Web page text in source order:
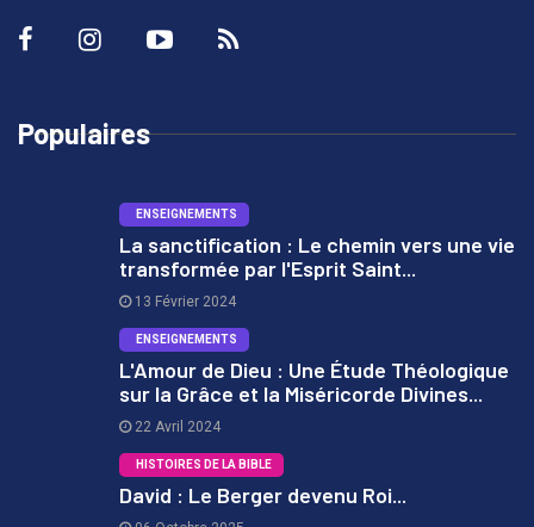
Populaires
ENSEIGNEMENTS
La sanctification : Le chemin vers une vie
transformée par l'Esprit Saint...
13 Février 2024
ENSEIGNEMENTS
L'Amour de Dieu : Une Étude Théologique
sur la Grâce et la Miséricorde Divines...
22 Avril 2024
HISTOIRES DE LA BIBLE
David : Le Berger devenu Roi...